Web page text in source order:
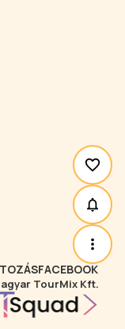
FACEBOOK
TourMix Kft.